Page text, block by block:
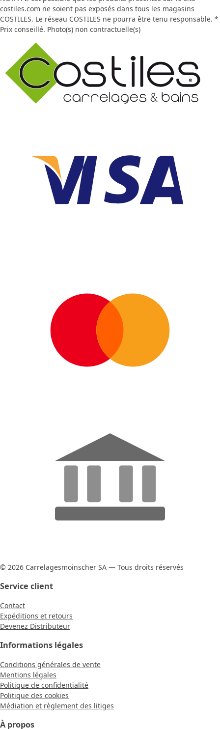
costiles.com ne soient pas exposés dans tous les magasins
COSTILES. Le réseau COSTILES ne pourra être tenu responsable. *
Prix conseillé. Photo(s) non contractuelle(s)
© 2026 Carrelagesmoinscher SA — Tous droits réservés
Service client
Contact
Expéditions et retours
Devenez Distributeur
Informations légales
Conditions générales de vente
Mentions légales
Politique de confidentialité
Politique des cookies
Médiation et règlement des litiges
À propos